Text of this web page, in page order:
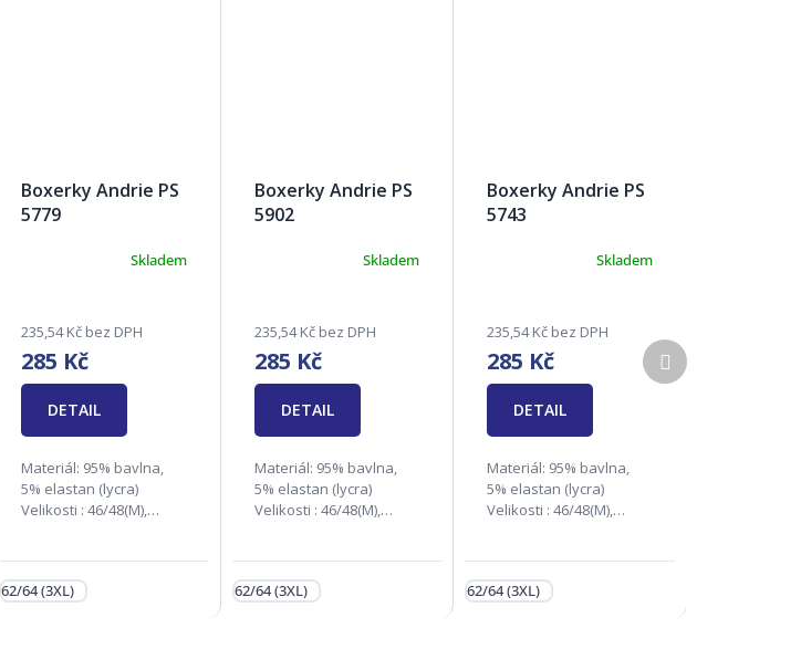
Boxerky Andrie PS
5779
Skladem
235,54 Kč bez DPH
285 Kč
DETAIL
Materiál: 95% bavlna,
5% elastan (lycra)
Velikosti : 46/48(M),
Andrie s.r.o., Na Rynku
62/64 (3XL)
Boxerky Andrie PS
5902
Skladem
235,54 Kč bez DPH
285 Kč
DETAIL
Materiál: 95% bavlna,
5% elastan (lycra)
Velikosti : 46/48(M),
Andrie s.r.o., Na Rynku
62/64 (3XL)
Boxerky Andrie PS
5743
je
z
5
hvězdiček.
Skladem
235,54 Kč bez DPH
285 Kč
DETAIL
Materiál: 95% bavlna,
5% elastan (lycra)
Velikosti : 46/48(M),
Andrie s.r.o., Na Rynku
62/64 (3XL)
Další
produkt